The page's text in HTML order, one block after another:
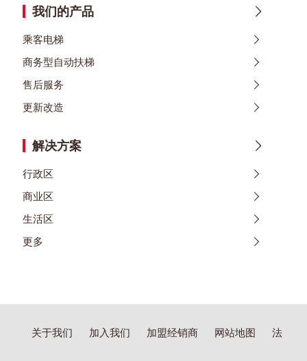
我们的产品
乘客电梯
商务型自动扶梯
售后服务
更新改造
解决方案
行政区
商业区
生活区
更多
关于我们 加入我们 加盟经销商 网站地图 法